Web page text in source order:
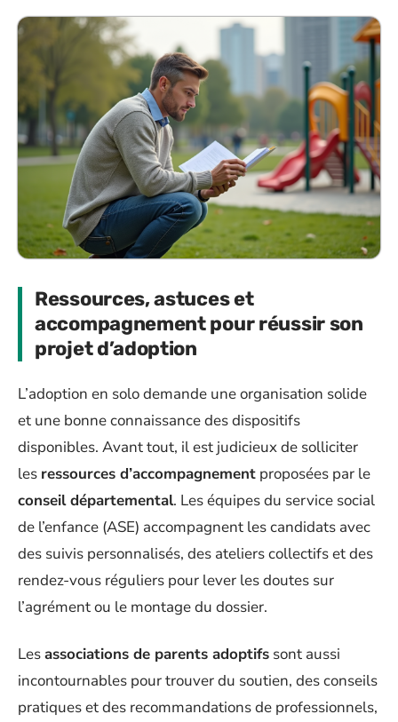
Ressources, astuces et
accompagnement pour réussir son
projet d’adoption
L’adoption en solo demande une organisation solide
et une bonne connaissance des dispositifs
disponibles. Avant tout, il est judicieux de solliciter
les ressources d’accompagnement proposées par le
conseil départemental. Les équipes du service social
de l’enfance (ASE) accompagnent les candidats avec
des suivis personnalisés, des ateliers collectifs et des
rendez-vous réguliers pour lever les doutes sur
l’agrément ou le montage du dossier.
Lesassociations de parents adoptifs sont aussi
incontournables pour trouver du soutien, des conseils
pratiques et des recommandations de professionnels,